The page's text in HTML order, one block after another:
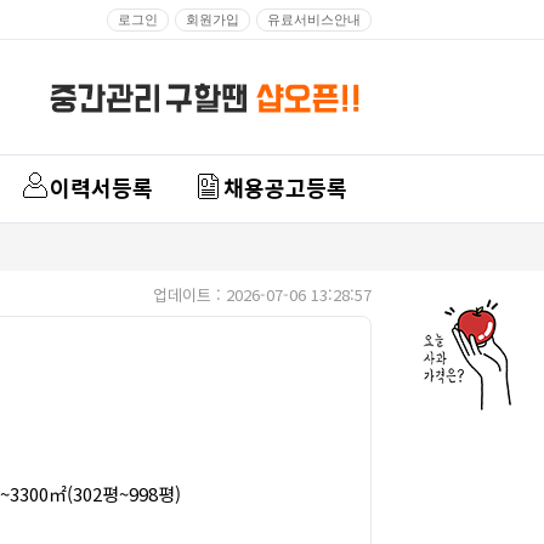
로그인 회원가입 유료서비스안내
이력서등록 채용공고등록
업데이트 : 2026-07-06 13:28:57
㎡(302평~998평)